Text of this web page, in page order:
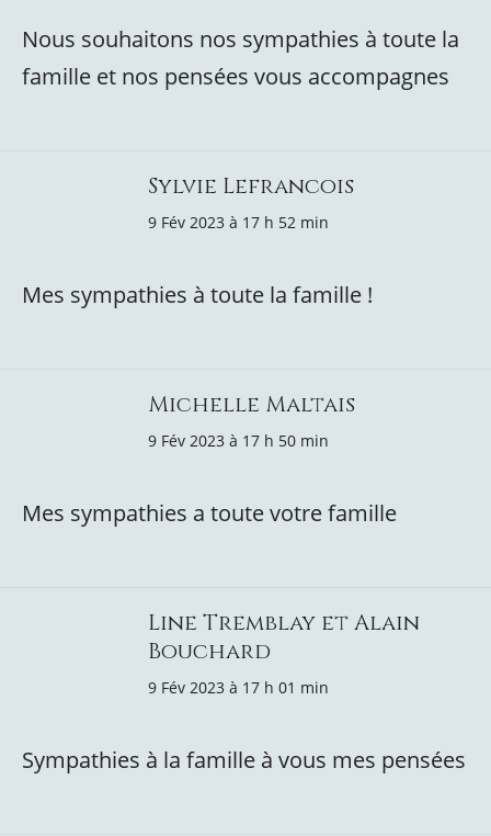
Nous souhaitons nos sympathies à toute la
famille et nos pensées vous accompagnes
Sylvie Lefrancois
9 Fév 2023 à 17 h 52 min
Mes sympathies à toute la famille !
Michelle Maltais
9 Fév 2023 à 17 h 50 min
Mes sympathies a toute votre famille
Line Tremblay et Alain
Bouchard
9 Fév 2023 à 17 h 01 min
Sympathies à la famille à vous mes pensées